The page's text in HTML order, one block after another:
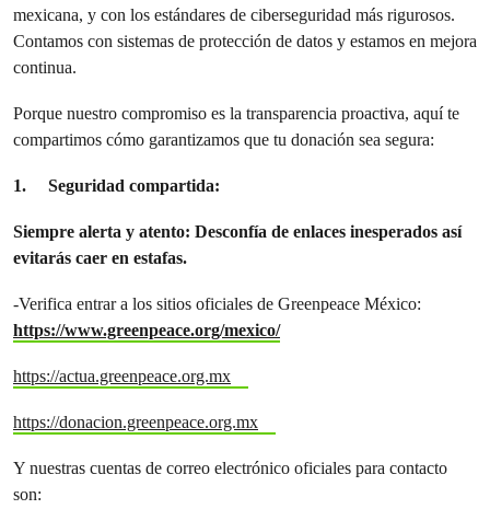
mexicana, y con los estándares de ciberseguridad más rigurosos.
Contamos con sistemas de protección de datos y estamos en mejora
continua.
Porque nuestro compromiso es la transparencia proactiva, aquí te
compartimos cómo garantizamos que tu donación sea segura:
1. Seguridad compartida:
Siempre alerta y atento: Desconfía de enlaces inesperados así
evitarás caer en estafas.
-Verifica entrar a los sitios oficiales de Greenpeace México:
https://www.greenpeace.org/mexico/
https://actua.greenpeace.org.mx
https://donacion.greenpeace.org.mx
Y nuestras cuentas de correo electrónico oficiales para contacto
son: